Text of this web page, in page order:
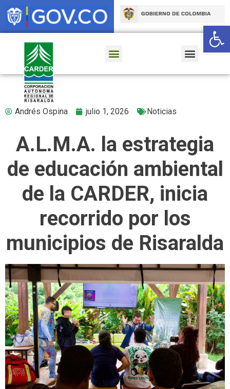
Andrés Ospina julio 1, 2026 Noticias
A.L.M.A. la estrategia
de educación ambiental
de la CARDER, inicia
recorrido por los
municipios de Risaralda